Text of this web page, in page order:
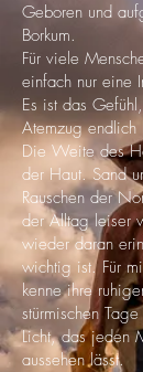
Geboren und
Borkum.
Für viele
einfach nur eine
Es ist das
Atemzug endlich
Die Weite des
der Haut. Sand
Rauschen der
der Alltag leiser
wieder daran
wichtig ist. Für
kenne ihre
stürmischen
Licht, das jeden
aussehen lässt.